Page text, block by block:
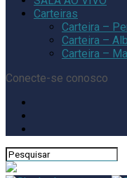
Carteiras
Carteira –
Carteira –
Carteira –
Conecte-se conosco